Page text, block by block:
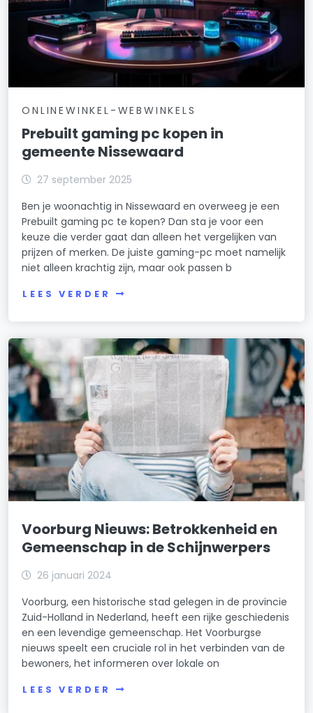
ONLINEWINKEL-WEBWINKELS
Prebuilt gaming pc kopen in
gemeente Nissewaard
27 september 2025
Ben je woonachtig in Nissewaard en overweeg je een
Prebuilt gaming pc te kopen? Dan sta je voor een
keuze die verder gaat dan alleen het vergelijken van
prijzen of merken. De juiste gaming-pc moet namelijk
niet alleen krachtig zijn, maar ook passen b
LEES VERDER
Voorburg Nieuws: Betrokkenheid en
Gemeenschap in de Schijnwerpers
26 januari 2024
Voorburg, een historische stad gelegen in de provincie
Zuid-Holland in Nederland, heeft een rijke geschiedenis
en een levendige gemeenschap. Het Voorburgse
nieuws speelt een cruciale rol in het verbinden van de
bewoners, het informeren over lokale on
LEES VERDER